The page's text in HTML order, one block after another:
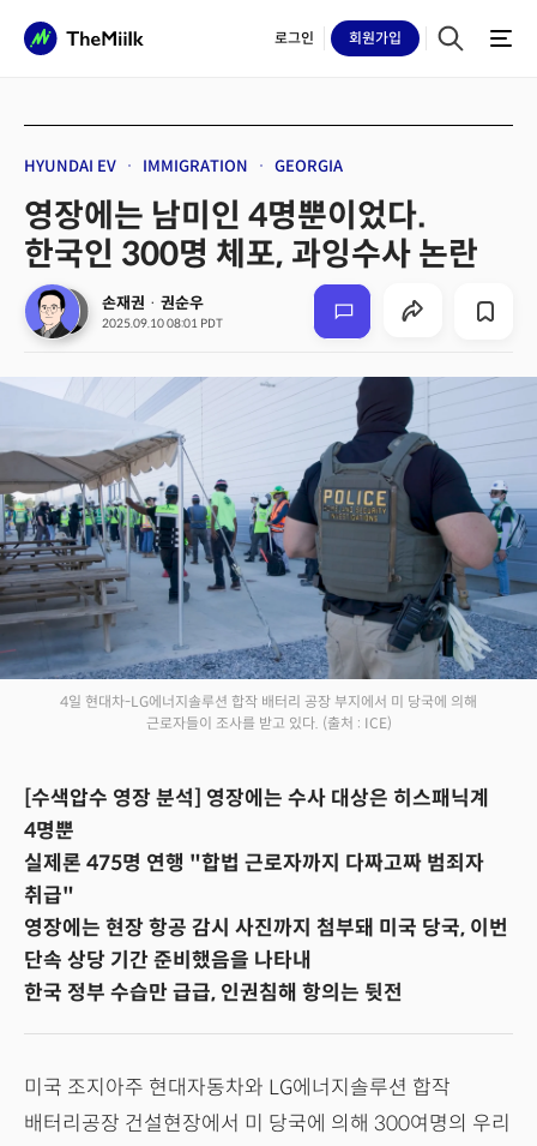
로그인 회원가입
HYUNDAI EV IMMIGRATION GEORGIA
영장에는 남미인 4명뿐이었다.
한국인 300명 체포, 과잉수사 논란
손재권 · 권순우
2025.09.10 08:01 PDT
4일 현대차-LG에너지솔루션 합작 배터리 공장 부지에서 미 당국에 의해
근로자들이 조사를 받고 있다. (출처 : ICE)
[수색압수 영장 분석] 영장에는 수사 대상은 히스패닉계
4명뿐
실제론 475명 연행 "합법 근로자까지 다짜고짜 범죄자
취급"
영장에는 현장 항공 감시 사진까지 첨부돼 미국 당국, 이번
단속 상당 기간 준비했음을 나타내
한국 정부 수습만 급급, 인권침해 항의는 뒷전
미국 조지아주 현대자동차와 LG에너지솔루션 합작
배터리공장 건설현장에서 미 당국에 의해 300여명의 우리